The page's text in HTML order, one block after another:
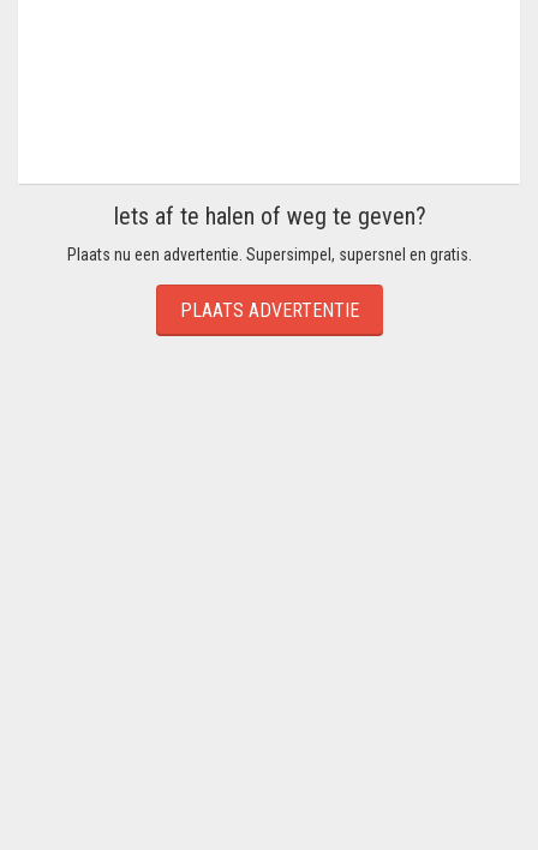
Iets af te halen of weg te geven?
Plaats nu een advertentie. Supersimpel, supersnel en gratis.
PLAATS ADVERTENTIE